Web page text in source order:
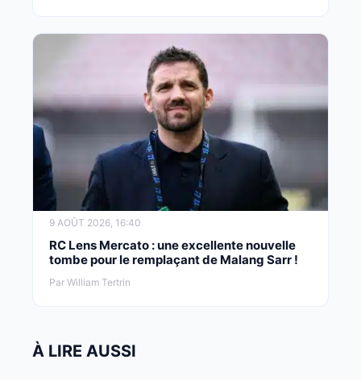
9 AOÛT 2026, 16:40
RC Lens Mercato : une excellente nouvelle
tombe pour le remplaçant de Malang Sarr !
Par William Tertrin
À LIRE AUSSI